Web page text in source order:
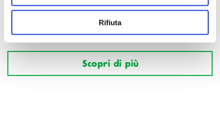
Rifiuta
Scopri di più